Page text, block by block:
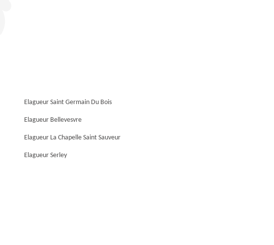
Elagueur Saint Germain Du Bois
Elagueur Bellevesvre
Elagueur La Chapelle Saint Sauveur
Elagueur Serley